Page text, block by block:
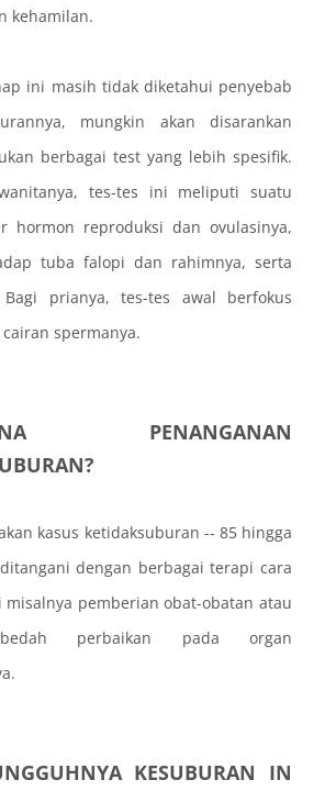
kehamilan.
ini masih tidak diketahui penyebab
mungkin akan disarankan
berbagai test yang lebih spesifik.
tes-tes ini meliputi suatu
hormon reproduksi dan ovulasinya,
tuba falopi dan rahimnya, serta
Bagi prianya, tes-tes awal berfokus
spermanya.
PENANGANAN
kasus ketidaksuburan -- 85 hingga
dengan berbagai terapi cara
misalnya pemberian obat-obatan atau
perbaikan pada organ
KESUBURAN IN